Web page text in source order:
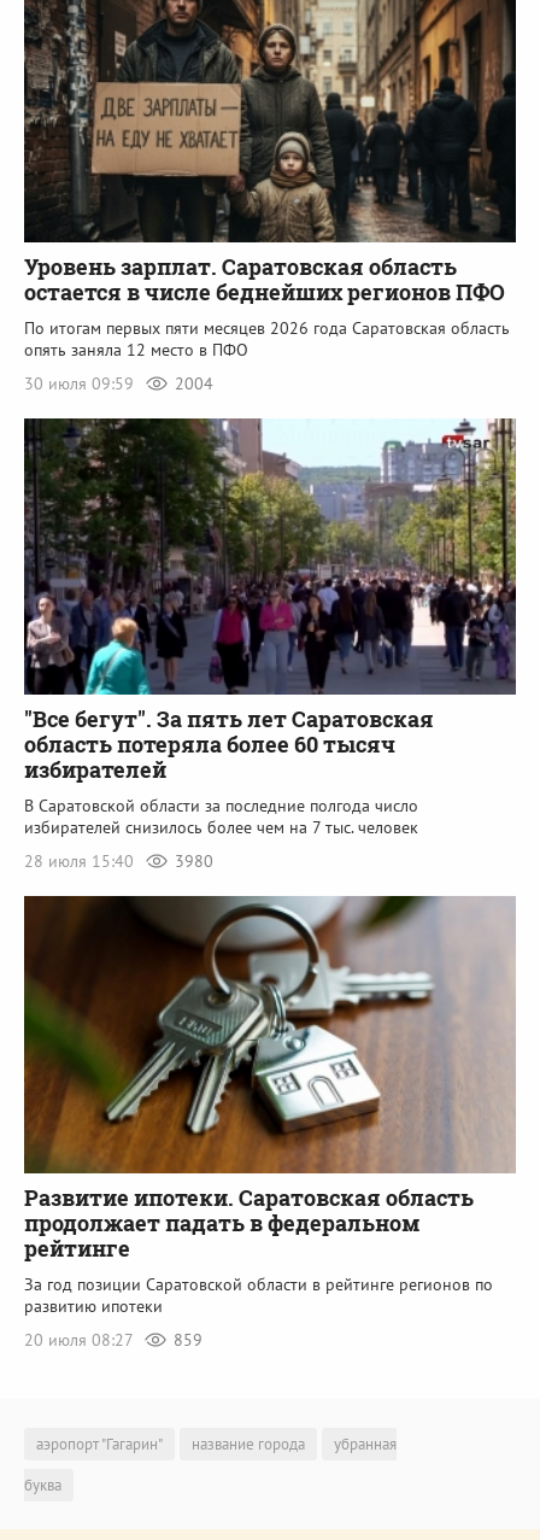
Уровень зарплат. Саратовская область
остается в числе беднейших регионов ПФО
По итогам первых пяти месяцев 2026 года Саратовская область
опять заняла 12 место в ПФО
30 июля 09:59
2004
"Все бегут". За пять лет Саратовская
область потеряла более 60 тысяч
избирателей
В Саратовской области за последние полгода число
избирателей снизилось более чем на 7 тыс. человек
28 июля 15:40
3980
Развитие ипотеки. Саратовская область
продолжает падать в федеральном
рейтинге
За год позиции Саратовской области в рейтинге регионов по
развитию ипотеки
20 июля 08:27
859
аэропорт "Гагарин" название города
убранная
буква